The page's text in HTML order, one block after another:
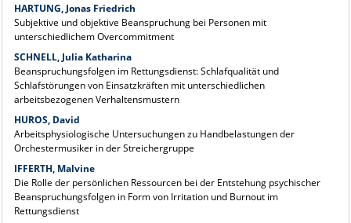
HARTUNG, Jonas Friedrich
Subjektive und objektive Beanspruchung bei Personen mit
unterschiedlichem Overcommitment
SCHNELL, Julia Katharina
Beanspruchungsfolgen im Rettungsdienst: Schlafqualität und
Schlafstörungen von Einsatzkräften mit unterschiedlichen
arbeitsbezogenen Verhaltensmustern
HUROS, David
Arbeitsphysiologische Untersuchungen zu Handbelastungen der
Orchestermusiker in der Streichergruppe
IFFERTH, Malvine
Die Rolle der persönlichen Ressourcen bei der Entstehung psychischer
Beanspruchungsfolgen in Form von Irritation und Burnout im
Rettungsdienst